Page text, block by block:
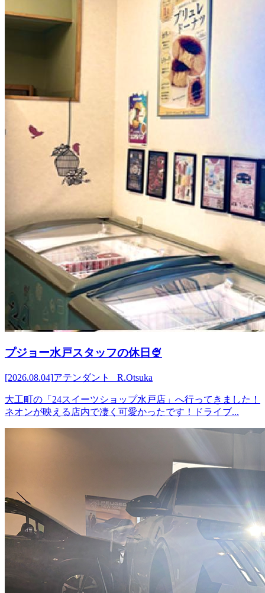
プジョー水戸スタッフの休日🍨
[2026.08.04]アテンダント R.Otsuka
大工町の「24スイーツショップ水戸店」へ行ってきました！
ネオンが映える店内で凄く可愛かったです！ドライブ...